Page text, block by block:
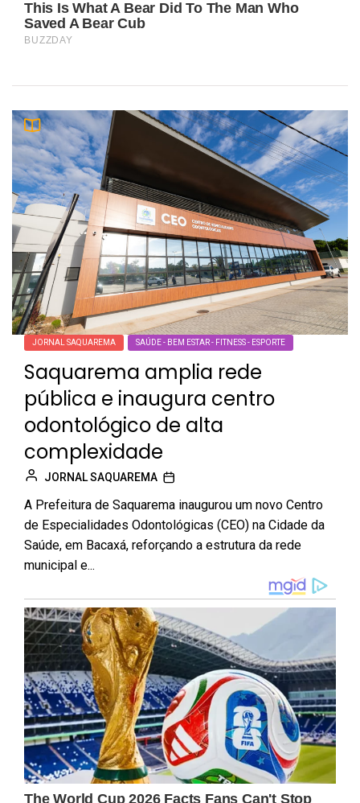
JORNAL SAQUAREMA SAÚDE - BEM ESTAR - FITNESS - ESPORTE
Saquarema amplia rede
pública e inaugura centro
odontológico de alta
complexidade
JORNAL SAQUAREMA
A Prefeitura de Saquarema inaugurou um novo Centro
de Especialidades Odontológicas (CEO) na Cidade da
Saúde, em Bacaxá, reforçando a estrutura da rede
municipal e...